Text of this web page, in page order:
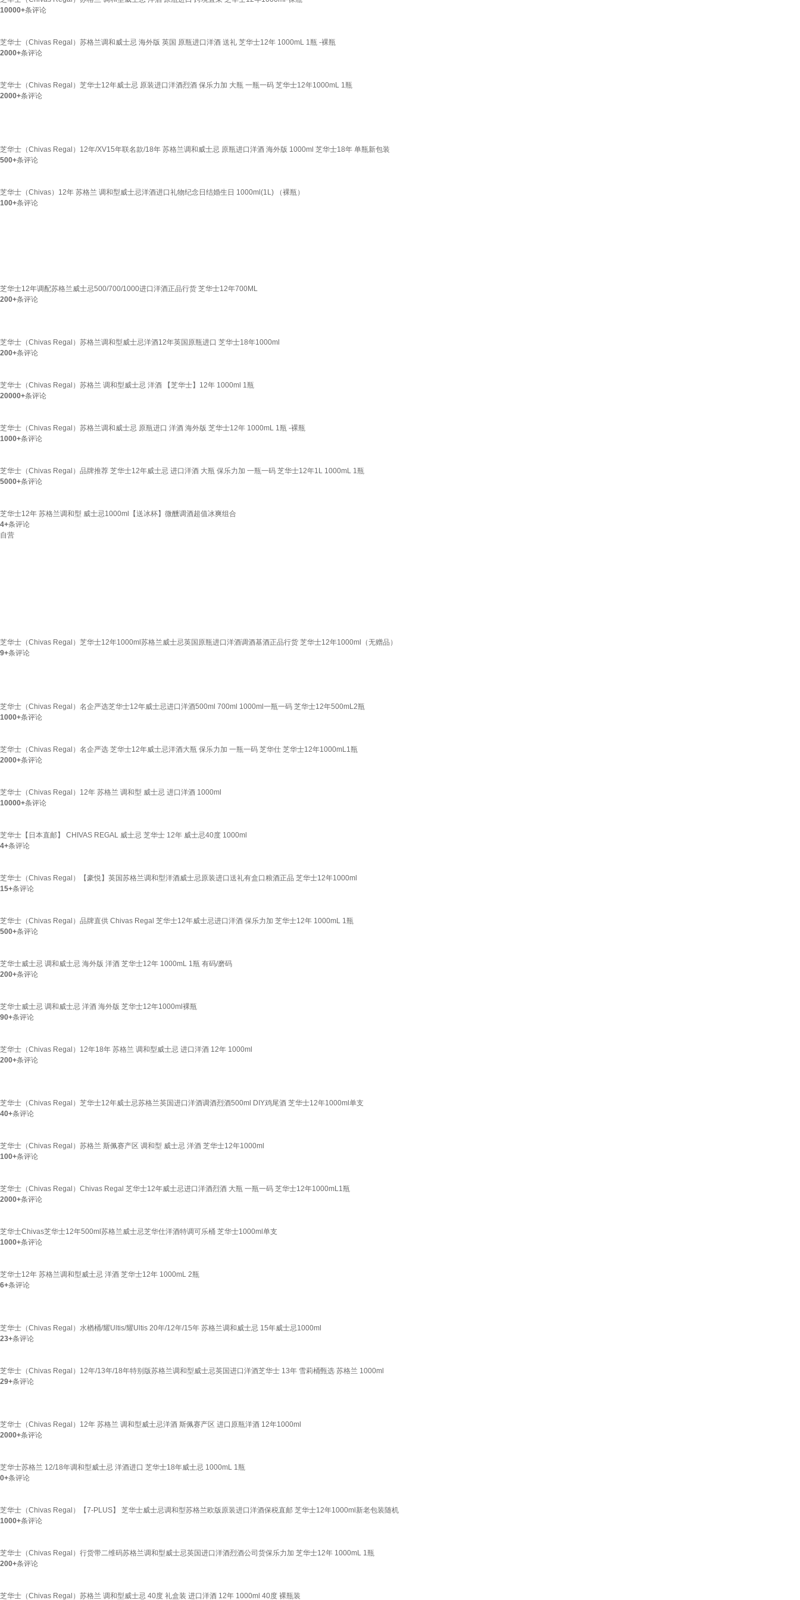
10000+条评论
芝华士（Chivas Regal）苏格兰调和威士忌 海外版 英国 原瓶进口洋酒 送礼 芝华士12年 1000mL 1瓶 -裸瓶
2000+条评论
芝华士（Chivas Regal）芝华士12年威士忌 原装进口洋酒烈酒 保乐力加 大瓶 一瓶一码 芝华士12年1000mL 1瓶
2000+条评论
芝华士（Chivas Regal）12年/XV15年联名款/18年 苏格兰调和威士忌 原瓶进口洋酒 海外版 1000ml 芝华士18年 单瓶新包装
500+条评论
芝华士（Chivas）12年 苏格兰 调和型威士忌洋酒进口礼物纪念日结婚生日 1000ml(1L) （裸瓶）
100+条评论
芝华士12年调配苏格兰威士忌500/700/1000进口洋酒正品行货 芝华士12年700ML
200+条评论
芝华士（Chivas Regal）苏格兰调和型威士忌洋酒12年英国原瓶进口 芝华士18年1000ml
200+条评论
芝华士（Chivas Regal）苏格兰 调和型威士忌 洋酒 【芝华士】12年 1000ml 1瓶
20000+条评论
芝华士（Chivas Regal）苏格兰调和威士忌 原瓶进口 洋酒 海外版 芝华士12年 1000mL 1瓶 -裸瓶
1000+条评论
芝华士（Chivas Regal）品牌推荐 芝华士12年威士忌 进口洋酒 大瓶 保乐力加 一瓶一码 芝华士12年1L 1000mL 1瓶
5000+条评论
芝华士12年 苏格兰调和型 威士忌1000ml【送冰杯】微醺调酒超值冰爽组合
4+条评论
自营
芝华士（Chivas Regal）芝华士12年1000ml苏格兰威士忌英国原瓶进口洋酒调酒基酒正品行货 芝华士12年1000ml（无赠品）
9+条评论
芝华士（Chivas Regal）名企严选芝华士12年威士忌进口洋酒500ml 700ml 1000ml一瓶一码 芝华士12年500mL2瓶
1000+条评论
芝华士（Chivas Regal）名企严选 芝华士12年威士忌洋酒大瓶 保乐力加 一瓶一码 芝华仕 芝华士12年1000mL1瓶
2000+条评论
芝华士（Chivas Regal）12年 苏格兰 调和型 威士忌 进口洋酒 1000ml
10000+条评论
芝华士【日本直邮】 CHIVAS REGAL 威士忌 芝华士 12年 威士忌40度 1000ml
4+条评论
芝华士（Chivas Regal）【豪悦】英国苏格兰调和型洋酒威士忌原装进口送礼有盒口粮酒正品 芝华士12年1000ml
15+条评论
芝华士（Chivas Regal）品牌直供 Chivas Regal 芝华士12年威士忌进口洋酒 保乐力加 芝华士12年 1000mL 1瓶
500+条评论
芝华士威士忌 调和威士忌 海外版 洋酒 芝华士12年 1000mL 1瓶 有码/磨码
200+条评论
芝华士威士忌 调和威士忌 洋酒 海外版 芝华士12年1000ml裸瓶
90+条评论
芝华士（Chivas Regal）12年18年 苏格兰 调和型威士忌 进口洋酒 12年 1000ml
200+条评论
芝华士（Chivas Regal）芝华士12年威士忌苏格兰英国进口洋酒调酒烈酒500ml DIY鸡尾酒 芝华士12年1000ml单支
40+条评论
芝华士（Chivas Regal）苏格兰 斯佩赛产区 调和型 威士忌 洋酒 芝华士12年1000ml
100+条评论
芝华士（Chivas Regal）Chivas Regal 芝华士12年威士忌进口洋酒烈酒 大瓶 一瓶一码 芝华士12年1000mL1瓶
2000+条评论
芝华士Chivas芝华士12年500ml苏格兰威士忌芝华仕洋酒特调可乐桶 芝华士1000ml单支
1000+条评论
芝华士12年 苏格兰调和型威士忌 洋酒 芝华士12年 1000mL 2瓶
6+条评论
芝华士（Chivas Regal）水楢桶/耀Ultis/耀Ultis 20年/12年/15年 苏格兰调和威士忌 15年威士忌1000ml
23+条评论
芝华士（Chivas Regal）12年/13年/18年特别版苏格兰调和型威士忌英国进口洋酒芝华士 13年 雪莉桶甄选 苏格兰 1000ml
29+条评论
芝华士（Chivas Regal）12年 苏格兰 调和型威士忌洋酒 斯佩赛产区 进口原瓶洋酒 12年1000ml
2000+条评论
芝华士苏格兰 12/18年调和型威士忌 洋酒进口 芝华士18年威士忌 1000mL 1瓶
0+条评论
芝华士（Chivas Regal）【7-PLUS】 芝华士威士忌调和型苏格兰欧版原装进口洋酒保税直邮 芝华士12年1000ml新老包装随机
1000+条评论
芝华士（Chivas Regal）行货带二维码苏格兰调和型威士忌英国进口洋酒烈酒公司货保乐力加 芝华士12年 1000mL 1瓶
200+条评论
芝华士（Chivas Regal）苏格兰 调和型威士忌 40度 礼盒装 进口洋酒 12年 1000ml 40度 裸瓶装